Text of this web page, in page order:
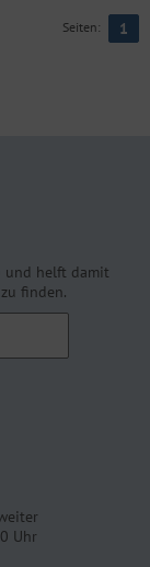
Seiten: 1
und helft damit
finden.
Uhr